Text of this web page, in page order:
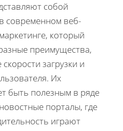
собой
современном веб-
который
преимущества,
загрузки и
Их
быть полезным в ряде
порталы, где
играют